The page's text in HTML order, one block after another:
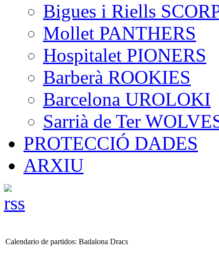
Bigues i Riells
Mollet PANTHERS
Hospitalet PIONERS
Barberà ROOKIES
Barcelona UROLOKI
Sarrià de Ter
PROTECCIÓ DADES
ARXIU
Calendario de partidos: Badalona Dracs